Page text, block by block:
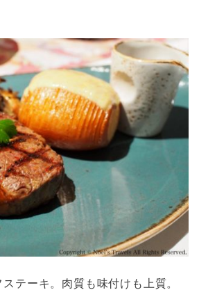
テーキ。肉質も味付けも上質。